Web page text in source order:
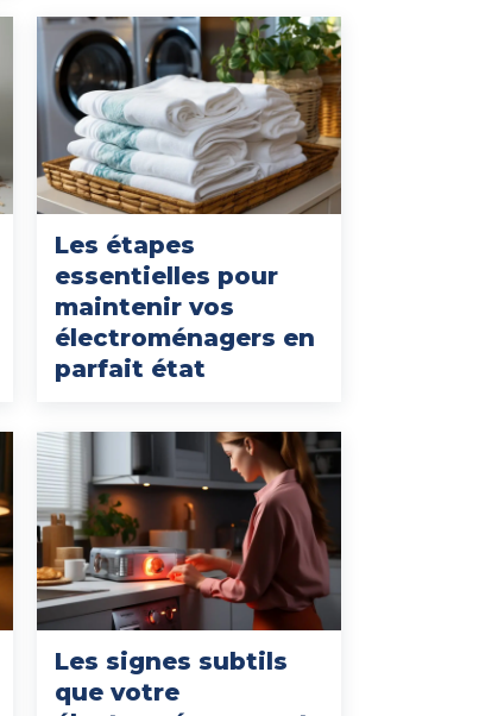
Les étapes
essentielles pour
maintenir vos
électroménagers en
parfait état
Les signes subtils
que votre